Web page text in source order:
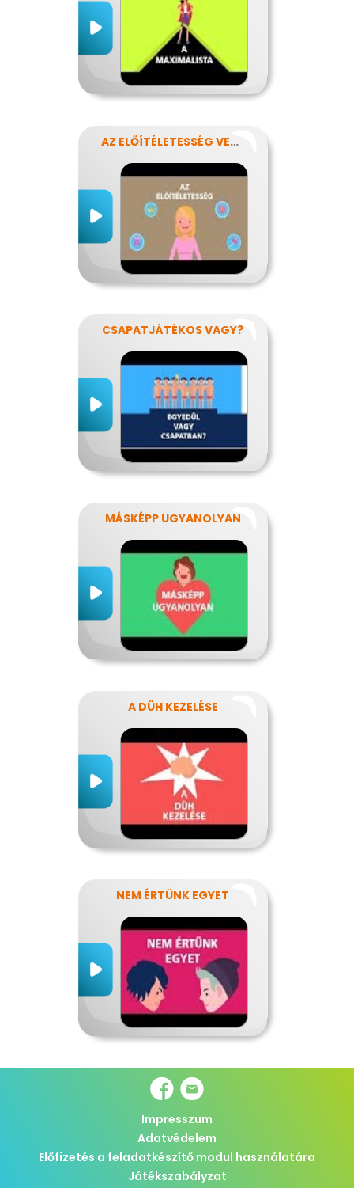
AZ ELŐÍTÉLETESSÉG VESZÉLYEI
CSAPATJÁTÉKOS VAGY?
MÁSKÉPP UGYANOLYAN
A DÜH KEZELÉSE
NEM ÉRTÜNK EGYET
Impresszum
Adatvédelem
Előfizetés a feladatkészítő modul használatára
Játékszabályzat